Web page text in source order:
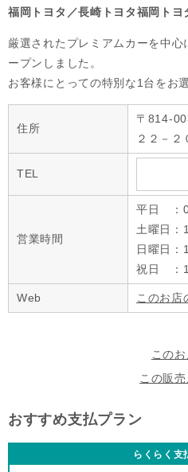
福岡トヨタ／長崎トヨタ福岡ト
厳選されたプレミアムカーを中
ープンしました。
お客様にとっての特別な1台をお
住所
〒814-
２２－２
TEL
営業時間
平日 ：
土曜日
日曜日
祝日 ：
Web このお店
この
この販
おすすめ支払プラン
らくらく支